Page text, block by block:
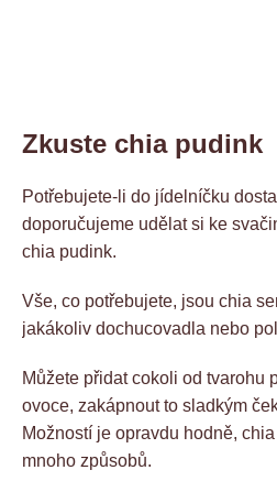
Zkuste chia pudink
Potřebujete-li do jídelníčku
doporučujeme udělat si ke
chia pudink.
Vše, co potřebujete, jsou chia
jakákoliv dochucovadla nebo
Můžete přidat cokoli od tvarohu
ovoce, zakápnout to sladkým
Možností je opravdu hodně,
mnoho způsobů.